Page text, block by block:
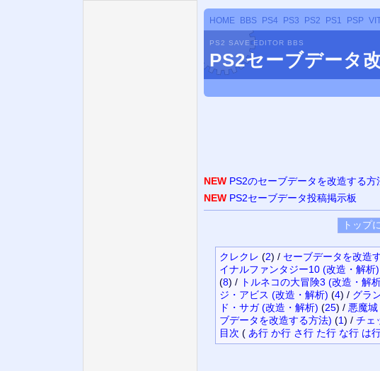
HOME BBS PS4 PS3 PS2 PS1 PSP
PS2 SAVE EDITOR BBS
PS2セーブデータ
NEW PS2のセーブデータを改造する方
NEW PS2セーブデータ投稿掲示板
クレクレ (2) / セーブデータを改造
イナルファンタジー10 (改造・解析)
(8) / トルネコの大冒険3 (改造・解
ジ・アビス (改造・解析) (4) / グラ
ド・サガ (改造・解析) (25) / 悪魔
ブデータを改造する方法) (1) / チェ
目次 ( あ行 か行 さ行 た行 な行 は